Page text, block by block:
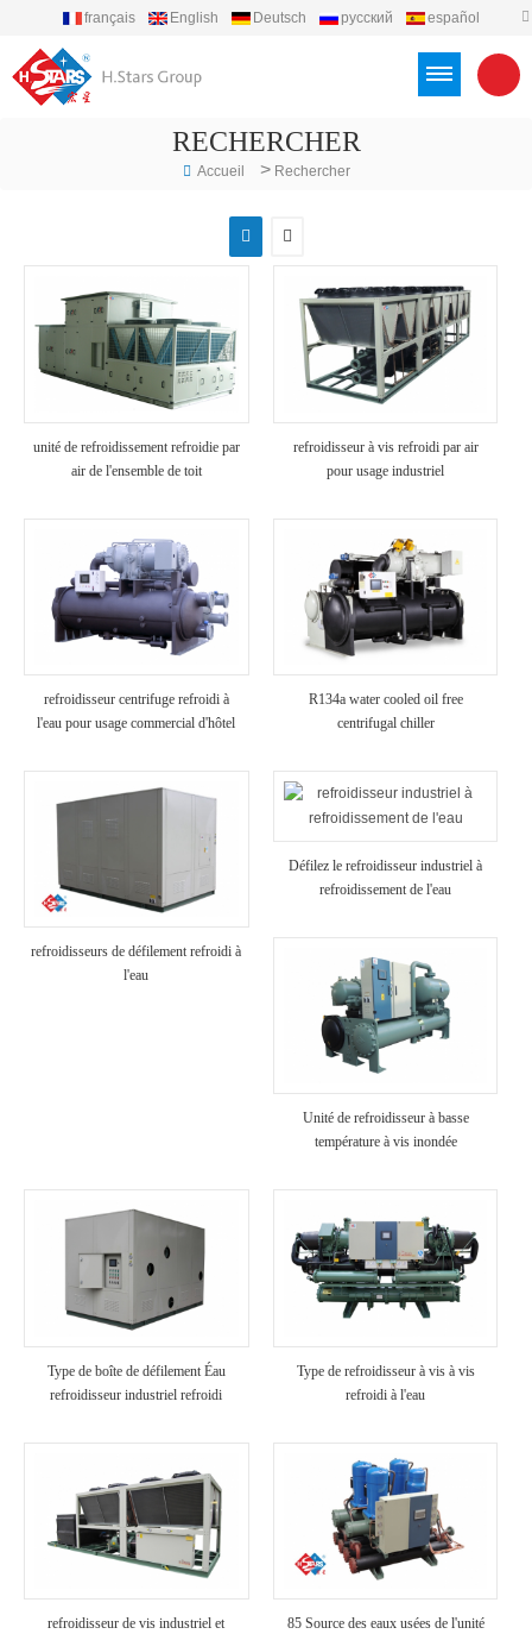
français English Deutsch русский
español
RECHERCHER
Accueil > Rechercher
unité de refroidissement refroidie par
air de l'ensemble de toit
refroidisseur à vis refroidi par air
pour usage industriel
refroidisseur centrifuge refroidi à
l'eau pour usage commercial d'hôtel
R134a water cooled oil free
centrifugal chiller
refroidisseurs de défilement refroidi à
l'eau
Défilez le refroidisseur industriel à
refroidissement de l'eau
Unité de refroidisseur à basse
température à vis inondée
Type de boîte de défilement Éau
refroidisseur industriel refroidi
Type de refroidisseur à vis à vis
refroidi à l'eau
refroidisseur de vis industriel et
85 Source des eaux usées de l'unité